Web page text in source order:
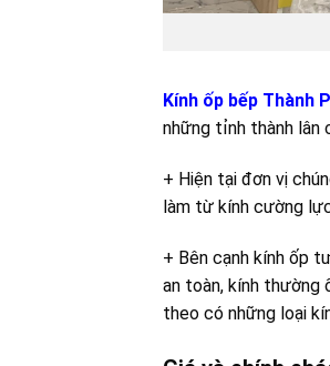
Kính ốp bếp Thành
những tỉnh thành lân
+ Hiện tại đơn vị
làm từ kính cường
+ Bên cạnh kính ốp
an toàn, kính thường
theo có những loại